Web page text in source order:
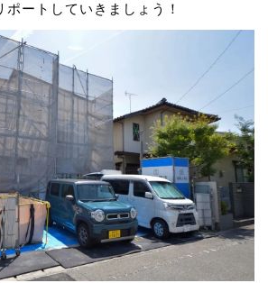
ートしていきましょう！